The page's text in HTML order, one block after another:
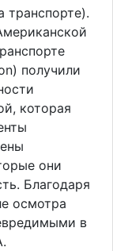
транспорте).
получили
которая
они
Благодаря
осмотра
в